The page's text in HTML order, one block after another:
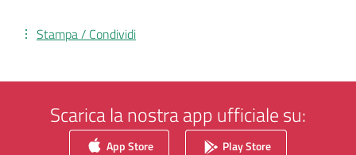
Stampa / Condividi
Scarica la nostra app ufficiale su:
App Store Play Store